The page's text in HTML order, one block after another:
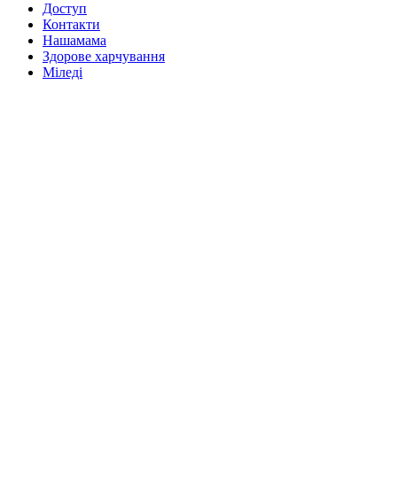
Доступ
Контакти
Нашамама
Здорове харчування
Міледі